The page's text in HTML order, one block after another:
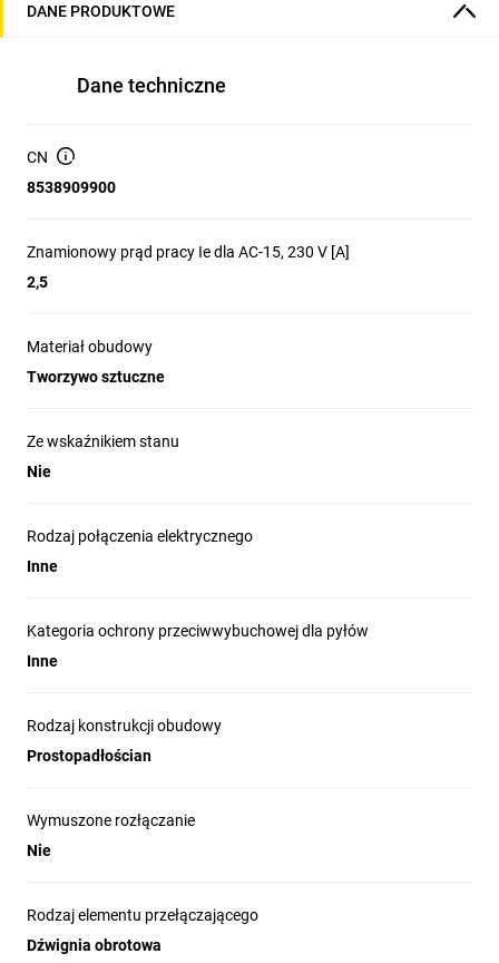
DANE PRODUKTOWE
Dane techniczne
CN
8538909900
Znamionowy prąd pracy Ie dla AC-15, 230 V [A]
2,5
Materiał obudowy
Tworzywo sztuczne
Ze wskaźnikiem stanu
Nie
Rodzaj połączenia elektrycznego
Inne
Kategoria ochrony przeciwwybuchowej dla pyłów
Inne
Rodzaj konstrukcji obudowy
Prostopadłościan
Wymuszone rozłączanie
Nie
Rodzaj elementu przełączającego
Dźwignia obrotowa